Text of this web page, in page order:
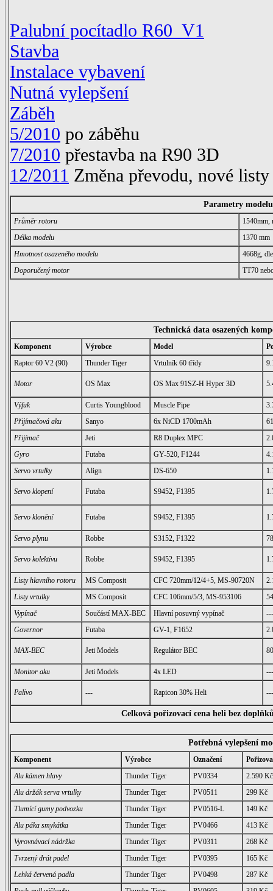
Palubní pocítadlo R60_V1
Stavba
Instalace vybavení
Nutná vylepšení
Záběh
5/2010 po záběhu
7/2010 přestavba na R90 3D
12/2011 Změna převodu, nové
Parametry modelu
Průměr rotoru
1540mm,
Délka modelu
1370 mm
Hmotnost osazeného modelu
4668g,
Doporučený motor
TT70
Technická data osazených
Komponent Výrobce Model
Raptor 60 V2 (90)
Thunder Tiger Vrtulník 60 třídy
Motor OS Max OS Max 91SZ-H Hyper 3D
Výfuk Curtis Youngblood Muscle Pipe
Přijímačová aku
Sanyo 6x NiCD 1700mAh
Přijímač
Jeti R8 Duplex MPC
Gyro
Futaba GY-520, F1244
Servo vrtulky
Align DS-650
Servo klopení Futaba S9452, F1395
Servo klonění Futaba S9452, F1395
Servo plynu Robbe S3152, F1322
Servo kolektivu Robbe S9452, F1395
Listy hlavního rotoru MS Composit CFC 720mm/12/4+5, MS-90720N
Listy vrtulky
MS Composit CFC 106mm/5/3, MS-953106
Vypínač
Součástí MAX-BEC Hlavní posuvný vypínač
---
Governor
Futaba GV-1, F1652
MAX-BEC Jeti Models Regulátor BEC
Monitor aku Jeti Models 4x LED ---
Palivo --- Rapicon 30% Heli ---
Celková pořizovací cena heli bez
Potřebná vylepšení
Komponent Výrobce Označení
Alu kámen hlavy
Thunder Tiger PV0334
2.590 Kč
Alu držák serva vrtulky
Thunder Tiger PV0511
299 Kč
Tlumící gumy podvozku
Thunder Tiger PV0516-L
149 Kč
Alu páka smykátka
Thunder Tiger PV0466
413 Kč
Vyrovnávací nádržka
Thunder Tiger PV0311
268 Kč
Tvrzený drát padel
Thunder Tiger PV0395
165 Kč
Lehká červená padla
Thunder Tiger PV0498
287 Kč